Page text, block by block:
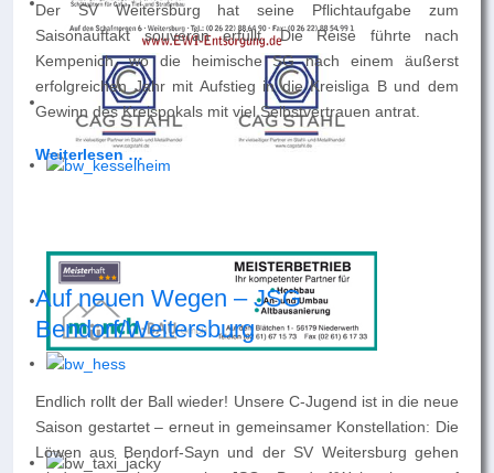
Der SV Weitersburg hat seine Pflichtaufgabe zum
Saisonauftakt souverän erfüllt. Die Reise führte nach
Kempenich, wo die heimische SG nach einem äußerst
erfolgreichen Jahr mit Aufstieg in die Kreisliga B und dem
Gewinn des Kreispokals mit viel Selbstvertrauen antrat.
Weiterlesen …
Auf neuen Wegen – JSG
Bendorf/Weitersburg
Endlich rollt der Ball wieder! Unsere C-Jugend ist in die neue
Saison gestartet – erneut in gemeinsamer Konstellation: Die
Löwen aus Bendorf-Sayn und der SV Weitersburg gehen